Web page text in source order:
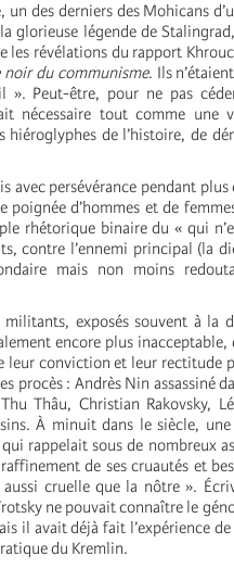
des derniers des Mohicans
glorieuse légende de
les révélations du rapport
noir du communisme. Ils
». Peut-être, pour ne pas
nécessaire tout comme une
de l’histoire, de
persévérance pendant plus
d’hommes et de
rhétorique binaire du « qui
contre l’ennemi principal (la
mais non moins
exposés souvent à la
encore plus
leur conviction et leur rectitude
: Andrès Nin assassiné
Thâu, Christian Rakovsky,
À minuit dans le siècle,
rappelait sous de nombreux
de ses cruautés et
cruelle que la nôtre ».
ne pouvait connaître le
il avait déjà fait l’expérience
du Kremlin.